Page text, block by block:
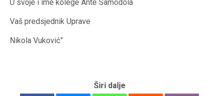
U svoje i ime kolege Ante Samodola
Vaš predsjednik Uprave
Nikola Vuković”
Širi dalje